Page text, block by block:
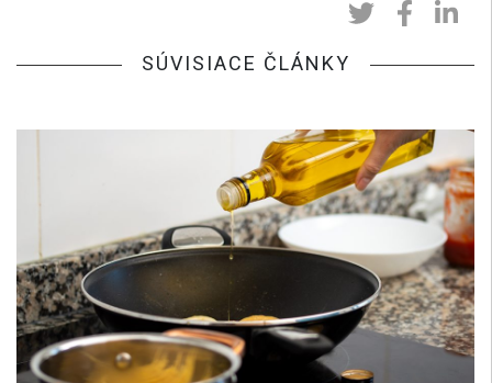
SÚVISIACE ČLÁNKY